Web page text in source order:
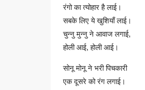
रंगो का त्योहार है लाई।
सबके लिए ये खुशियाँ लाई।
चुन्नु मुन्नु ने आवाज लगाई,
होली आई, होली आई।
सोनू मोनू ने भरी पिचकारी
एक दूसरे को रंग लगाई।